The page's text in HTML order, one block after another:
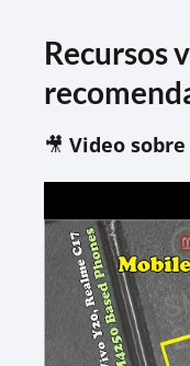
Recursos
🎥 Video